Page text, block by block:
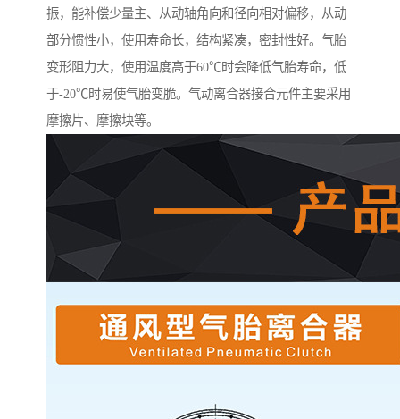
振，能补偿少量主、从动轴角向和径向相对偏移，从动
部分惯性小，使用寿命长，结构紧凑，密封性好。气胎
变形阻力大，使用温度高于60℃时会降低气胎寿命，低
于-20℃时易使气胎变脆。气动离合器接合元件主要采用
摩擦片、摩擦块等。